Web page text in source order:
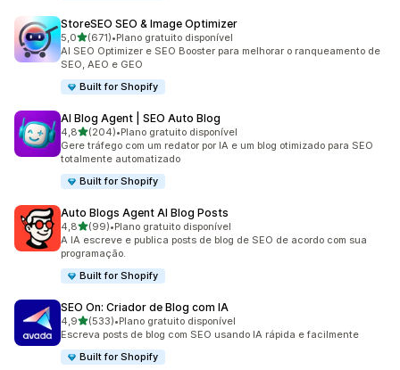
StoreSEO SEO & Image Optimizer
5,0de 5 estrelas
(671)
671 avaliações ao todo
•Plano gratuito disponível
AI SEO Optimizer e SEO Booster para melhorar o ranqueamento de
SEO, AEO e GEO
Built for Shopify
AI Blog Agent | SEO Auto Blog
4,8de 5 estrelas
(204)
204 avaliações ao todo
•Plano gratuito disponível
Gere tráfego com um redator por IA e um blog otimizado para SEO
totalmente automatizado
Built for Shopify
Auto Blogs Agent AI Blog Posts
4,8de 5 estrelas
(99)
99 avaliações ao todo
•Plano gratuito disponível
A IA escreve e publica posts de blog de SEO de acordo com sua
programação.
Built for Shopify
SEO On: Criador de Blog com IA
4,9de 5 estrelas
(533)
533 avaliações ao todo
•Plano gratuito disponível
Escreva posts de blog com SEO usando IA rápida e facilmente
Built for Shopify